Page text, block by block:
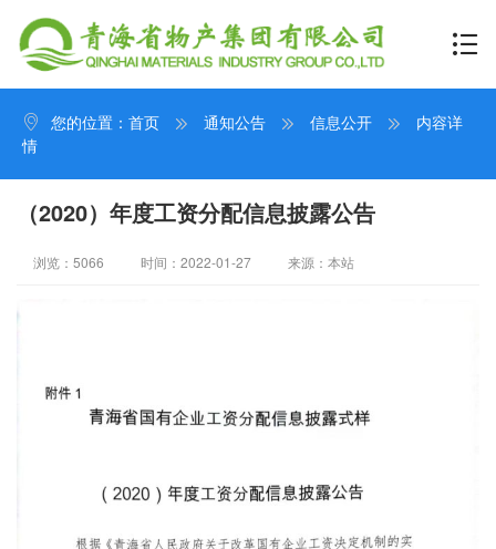
您的位置： 首页 通知公告 信息公开
内容详
情
（2020）年度工资分配信息披露公告
浏览：5066 时间：2022-01-27 来源：本站